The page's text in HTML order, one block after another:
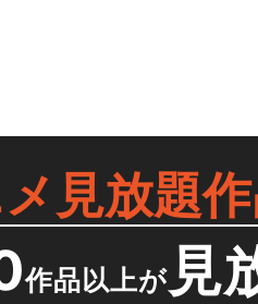
見放題
作品以上が 見